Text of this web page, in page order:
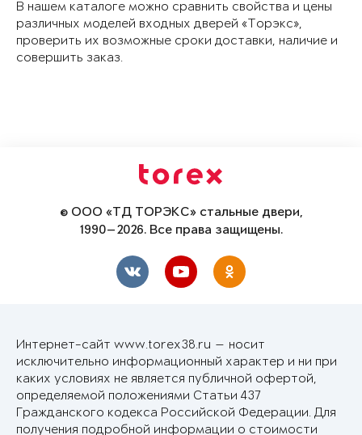
В нашем каталоге можно сравнить свойства и цены
различных моделей входных дверей «Торэкс»,
проверить их возможные сроки доставки, наличие и
совершить заказ.
© ООО «ТД ТОРЭКС» стальные двери,
1990—2026. Все права защищены.
Интернет-сайт www.torex38.ru — носит
исключительно информационный характер и ни при
каких условиях не является публичной офертой,
определяемой положениями Статьи 437
Гражданского кодекса Российской Федерации. Для
получения подробной информации о стоимости